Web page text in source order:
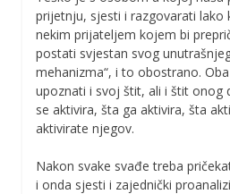
prijetnju, sjesti i razgovarati lako
nekim prijateljem kojem bi
postati svjestan svog
mehanizma“, i to obostrano.
upoznati i svoj štit, ali i štit onog
se aktivira, šta ga aktivira, šta
aktivirate njegov.
Nakon svake svađe treba
i onda sjesti i zajednički